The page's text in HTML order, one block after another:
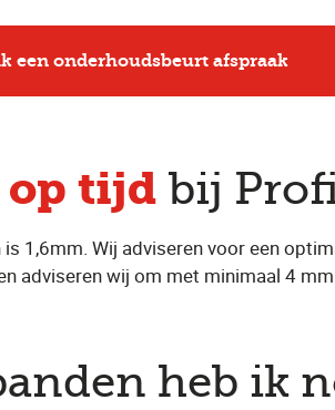
een onderhoudsbeurt afspraak
op tijd bij
1,6mm. Wij adviseren voor een
adviseren wij om met minimaal 4
heb ik